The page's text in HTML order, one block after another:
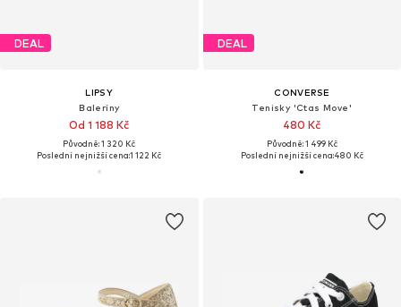
DEAL
LIPSY
Baleríny
Od 1 188 Kč
Původně: 1 320 Kč
Poslední nejnižší cena:1 122 Kč
DEAL
CONVERSE
Tenisky 'Ctas Move'
480 Kč
Původně: 1 499 Kč
Poslední nejnižší cena:480 Kč